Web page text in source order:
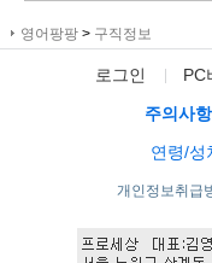
영어팡팡 > 구직정보
로그인 PC
주의사항
연령/성
개인정보취급